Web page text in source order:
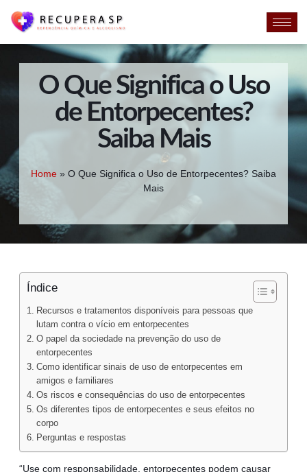
O Que Significa o Uso
de Entorpecentes?
Saiba Mais
Home » O Que Significa o Uso de Entorpecentes? Saiba
Mais
Índice
Recursos e tratamentos disponíveis para pessoas que
lutam contra o vício em entorpecentes
O papel da sociedade na prevenção do uso de
entorpecentes
Como identificar sinais de uso de entorpecentes em
amigos e familiares
Os riscos e consequências do uso de entorpecentes
Os diferentes tipos de entorpecentes e seus efeitos no
corpo
Perguntas e respostas
“Use com responsabilidade, entorpecentes podem causar